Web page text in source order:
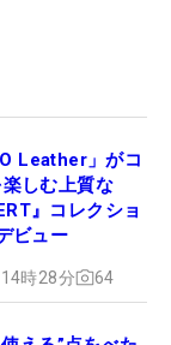
Leather」がコ
しむ上質な
』コレクショ
ビュー
時28分 64